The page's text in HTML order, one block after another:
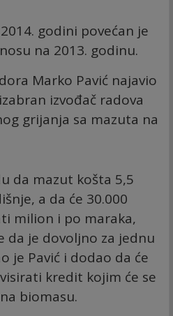
godini povećan je
na 2013. godinu.
Marko Pavić najavio
izvođač radova
grijanja sa mazuta na
da mazut košta 5,5
a da će 30.000
milion i po maraka,
da je dovoljno za jednu
je Pavić i dodao da će
kredit kojim će se
biomasu.